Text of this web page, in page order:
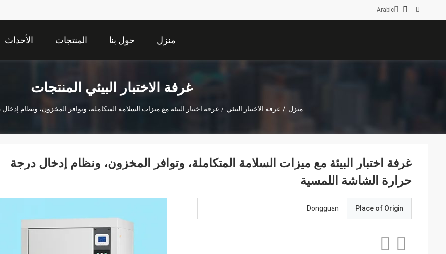
Arabic
منزل حول بنا المنتجات الأحداث
غرفة الاختبار البيئي المنتجات
منزل / غرفة الاختبار البيئي / غرفة اختبار البيئة مع ميزات السلامة المتكاملة، وتوافر المخزون، ونظام
غرفة اختبار البيئة مع ميزات السلامة المتكاملة، وتوافر المخزون، ونظام إدخال درجة
حرارة الشاشة اللمسية
Place of Origin
Dongguan